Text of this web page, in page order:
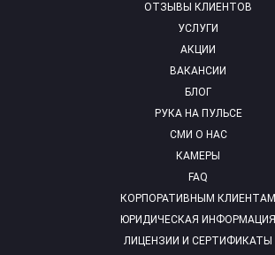
ОТЗЫВЫ КЛИЕНТОВ
УСЛУГИ
АКЦИИ
ВАКАНСИИ
БЛОГ
РУКА НА ПУЛЬСЕ
СМИ О НАС
КАМЕРЫ
FAQ
КОРПОРАТИВНЫМ КЛИЕНТАМ
ЮРИДИЧЕСКАЯ ИНФОРМАЦИЯ
ЛИЦЕНЗИИ И СЕРТИФИКАТЫ